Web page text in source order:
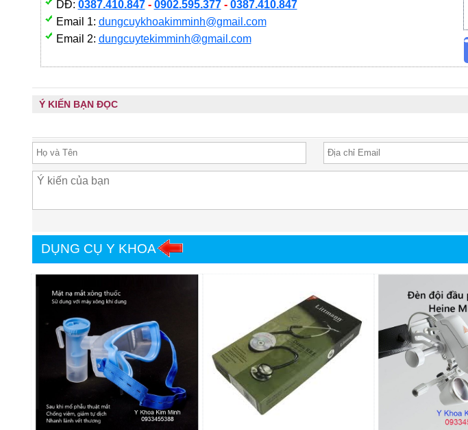
DĐ: 0387.410.847- 0902.595.377- 0387.410.847
Email 1: dungcuykhoakimminh@gmail.com
Email 2: dungcuytekimminh@gmail.com
Ý KIẾN BẠN ĐỌC
DỤNG CỤ Y KHOA